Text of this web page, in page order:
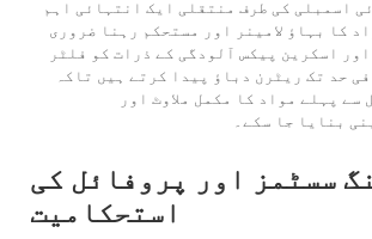
اسمبلی کی طرف منتقلی ایک انتہائی اہم
کا بہاؤ لامینر اور مستحکم رہنا ضروری
اور اسکرین پیکس آلودگی کے ذرات کو فلٹر
حد تک ریٹرن دباؤ پیدا کرتے ہیں تاکہ
سے پہلے مواد کا مکمل ملاوٹ اور
بنایا جا سکے۔
سسٹمز اور پروفائل کی
استحکامیت